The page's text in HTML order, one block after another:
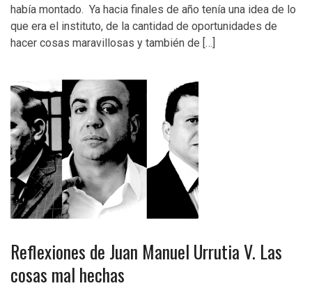
había montado. Ya hacia finales de año tenía una idea de lo
que era el instituto, de la cantidad de oportunidades de
hacer cosas maravillosas y también de […]
Reflexiones de Juan Manuel Urrutia V. Las
cosas mal hechas